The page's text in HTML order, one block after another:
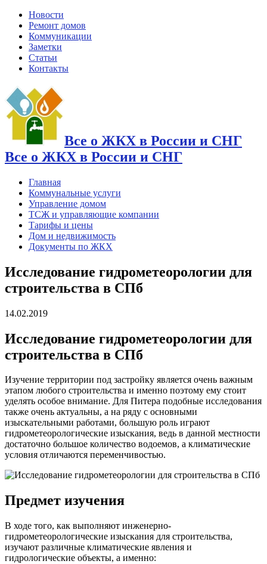
Новости
Ремонт домов
Коммуникации
Заметки
Статьи
Контакты
Все о ЖКХ в России и СНГ
Все о ЖКХ в России и СНГ
Главная
Коммунальные услуги
Управление домом
ТСЖ и управляющие компании
Тарифы и цены
Дом и недвижимость
Документы по ЖКХ
Исследование гидрометеорологии для
строительства в СПб
14.02.2019
Исследование гидрометеорологии для
строительства в СПб
Изучение территории под застройку является очень важным
этапом любого строительства и именно поэтому ему стоит
уделять особое внимание. Для Питера подобные исследования
также очень актуальны, а на ряду с основными
изыскательными работами, большую роль играют
гидрометеорологические изыскания, ведь в данной местности
достаточно большое количество водоемов, а климатические
условия отличаются переменчивостью.
Предмет изучения
В ходе того, как выполняют инженерно-
гидрометеорологические изыскания для строительства,
изучают различные климатические явления и
гидрологические объекты, а именно: